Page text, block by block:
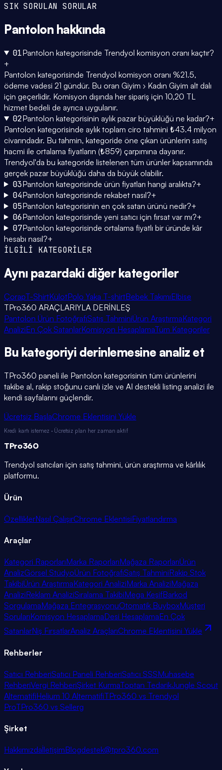
SIK SORULAN SORULAR
Pantolon hakkında
01Pantolon kategorisinde Trendyol komisyon oranı kaçtır?
+
Pantolon kategorisinde Trendyol komisyon oranı %21.5,
ödeme vadesi 21 gündür. Bu oran Giyim › Kadın Giyim alt dalı
için geçerlidir. Komisyon dışında her sipariş için 10,20 TL
hizmet bedeli de ayrıca uygulanır.
02Pantolon kategorisinin aylık pazar büyüklüğü ne kadar?+
Pantolon kategorisinde aylık toplam ciro tahmini ₺43.4 milyon
civarındadır. Bu tahmin, kategoride öne çıkan ürünlerin satış
hacmi ile ortalama fiyatların (₺859) çarpımına dayanır.
Trendyol'da bu kategoride listelenen tüm ürünler kapsamında
gerçek pazar büyüklüğü daha da büyük olabilir.
03Pantolon kategorisinde ürün fiyatları hangi aralıkta?+
04Pantolon kategorisinde rekabet nasıl?+
05Pantolon kategorisinin en çok satan ürünü nedir?+
06Pantolon kategorisinde yeni satıcı için fırsat var mı?+
07Pantolon kategorisinde ortalama fiyatlı bir üründe kâr
hesabı nasıl?+
İLGİLİ KATEGORİLER
Aynı pazardaki diğer kategoriler
ÇorapT-ShirtKülotPolo Yaka T-shirtBebek TakımıElbise
TPro360 ARAÇLARIYLA DERİNLEŞ
Pantolon Ürün FotoğrafıSatış TahminiÜrün AraştırmaKategori
AnaliziEn Çok SatanlarKomisyon HesaplamaTüm Kategoriler
Bu kategoriyi derinlemesine analiz et
TPro360 paneli ile Pantolon kategorisinin tüm ürünlerini
takibe al, rakip stoğunu canlı izle ve AI destekli listing analizi ile
kendi sayfalarını güçlendir.
Ücretsiz BaşlaChrome Eklentisini Yükle
Kredi kartı istemez · Ücretsiz plan her zaman aktif
TPro360
Trendyol satıcıları için satış tahmini, ürün araştırma ve kârlılık
platformu.
Ürün
ÖzelliklerNasıl ÇalışırChrome EklentisiFiyatlandırma
Araçlar
Kategori RaporlarıMarka RaporlarıMağaza RaporlarıÜrün
AnalizGörsel StüdyoÜrün FotoğrafıSatış TahminiRakip Stok
TakibiÜrün AraştırmaKategori AnaliziMarka AnaliziMağaza
AnaliziReklam AnaliziSıralama TakibiMega KeşifBarkod
SorgulamaMağaza EntegrasyonuOtomatik BuyboxMüşteri
SorularıKomisyon HesaplamaDesi HesaplamaEn Çok
SatanlarNiş FırsatlarAnaliz AraçlarıChrome Eklentisini Yükle
Rehberler
Satıcı RehberiSatıcı Paneli RehberiSatıcı SSSMuhasebe
RehberiVergi RehberiŞirket KurmaToptan TedarikJungle Scout
AlternatifiHelium 10 AlternatifiTPro360 vs Trendyol
ProTPro360 vs Sellerg
Şirket
HakkımızdaİletişimBlogdestek@tpro360.com